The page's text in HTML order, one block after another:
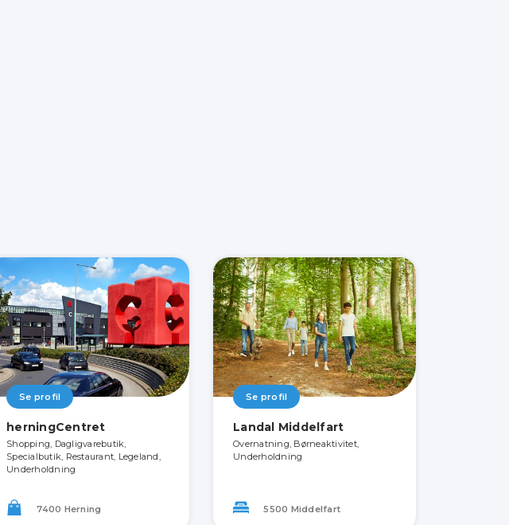
Se profil
herningCentret
Shopping, Dagligvarebutik,
Specialbutik, Restaurant, Legeland,
Underholdning
7400 Herning
Se profil
Landal Middelfart
Overnatning, Børneaktivitet,
Underholdning
5500 Middelfart